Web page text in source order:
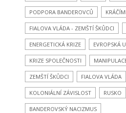
PODPORA BANDEROVCŮ
FIALOVA VLÁDA - ZEMŠTÍ ŠKŮDCI
ENERGETICKÁ KRIZE EVROPSKÁ
KRIZE SPOLEČNOSTI
ZEMŠTÍ ŠKŮDCI FIALOVA VLÁDA
KOLONIÁLNÍ ZÁVISLOST RUSKO
BANDEROVSKÝ NACIZMUS